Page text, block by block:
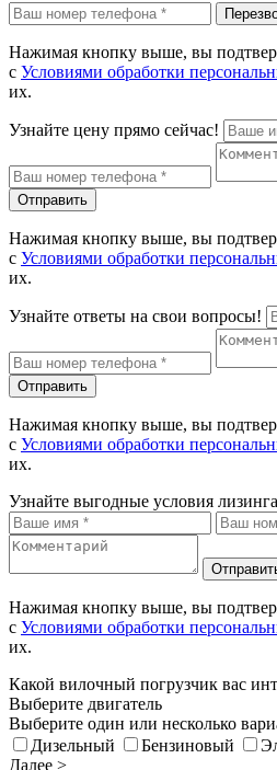
Нажимая кнопку выше, вы
с Условиями обработки
их.
Узнайте цену прямо сейчас!
Отправить
Нажимая кнопку выше, вы
с Условиями обработки
их.
Узнайте ответы на свои вопросы!
Отправить
Нажимая кнопку выше, вы
с Условиями обработки
их.
Узнайте выгодные условия лизинга
Нажимая кнопку выше, вы
с Условиями обработки
их.
Какой вилочный погрузчик вас
Выберите двигатель
Выберите один или несколько
Дизельный
Бензиновый
Далее >